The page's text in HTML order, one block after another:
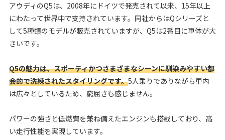
アウディのQ5は、2008年にドイツで発売されて以来、15年以上
にわたって世界中で支持されています。同社からはQシリーズと
して5種類のモデルが販売されていますが、Q5は2番目に車体が大
きいです。
Q5の魅力は、スポーティかつさまざまなシーンに馴染みやすい都
会的で洗練されたスタイリングです。5人乗りでありながら車内
は広々としているため、窮屈さも感じません。
パワーの強さと低燃費を兼ね備えたエンジンも搭載しており、高
い走行性能を実現しています。